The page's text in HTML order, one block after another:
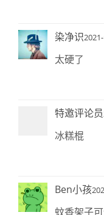
染净识
太硬了
特邀评论员
冰糕棍
Ben小孩
蚊香架子